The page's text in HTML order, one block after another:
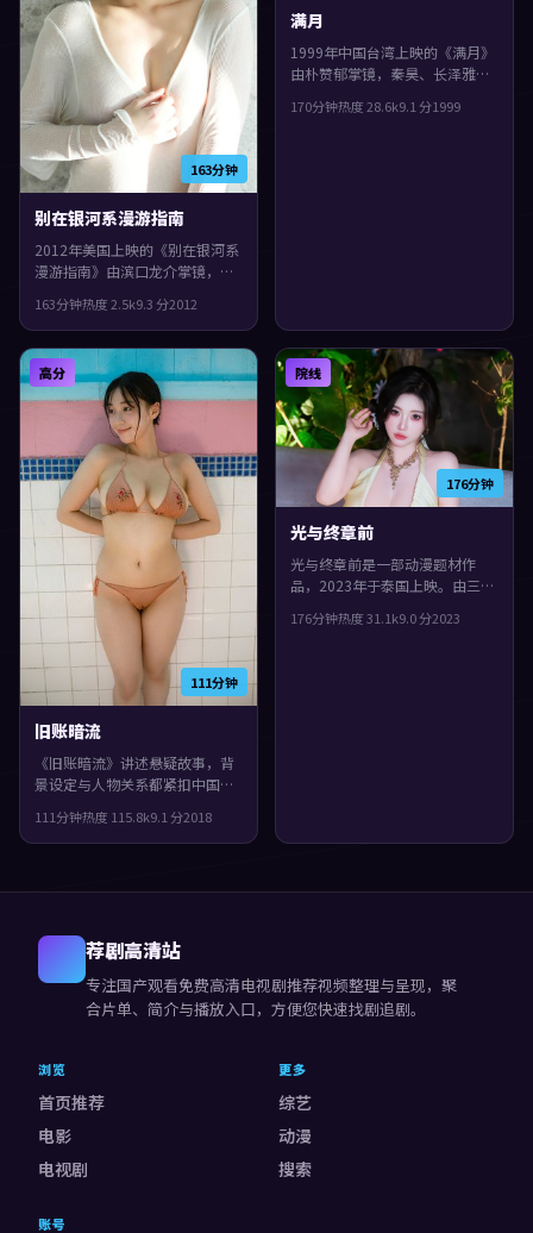
163分钟
别在银河系漫游指南
2012年美国上映的《别在银河系
漫游指南》由滨口龙介掌镜，苍
类型上偏科幻，一场意外把原本
平行的人生拧在一起，片尾余味
很足。
163分钟热度2.5k9.3 分2012
满月
1999年中国台湾上映的《满月》
由朴赞郁掌镜，秦昊、长泽雅
传记，影片在类型框架里仍保留
170分钟热度28.6k9.1 分1999
111分钟
高分
旧账暗流
《旧账暗流》讲述悬疑故事，背
景设定与人物关系都紧扣中国台
映，罗泓轸执导，雷佳音、周
迅、孙艺珍领衔。结局留白，给
度较高，适合喜欢细腻叙事与人
111分钟热度 115.8k9.1 分2018
176分钟
院线
光与终章前
光与终章前是一部动漫题材作
品，2023年于泰国上映。由三池
镇宇等主演。影片在类型框架里
176分钟热度31.1k9.0分2023
荐剧高清站
专注国产观看免费高清电视剧推荐视频整理与呈现，聚
合片单、简介与播放入口，方便您快速找剧追剧。
浏览
首页推荐
电影
电视剧
更多
综艺
动漫
搜索
账号